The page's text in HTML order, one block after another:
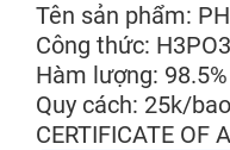
Tên sản phẩm:
Công thức: H3PO3
Hàm lượng:
Quy cách: 25k/bao
CERTIFICATE OF